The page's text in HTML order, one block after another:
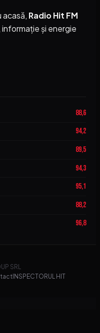
acasă, Radio Hit FM
și energie
88,6
94,2
89,5
94,3
95,1
88,2
96,8
SRL
INSPECTORUL HIT